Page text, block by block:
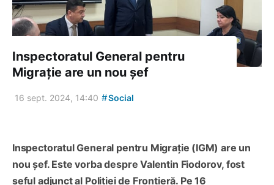
Inspectoratul General pentru
Migrație are un nou șef
16 sept. 2024, 14:40 #Social
Inspectoratul General pentru Migrație (IGM) are un
nou șef. Este vorba despre Valentin Fiodorov, fost
șeful adjunct al Poliției de Frontieră. Pe 16